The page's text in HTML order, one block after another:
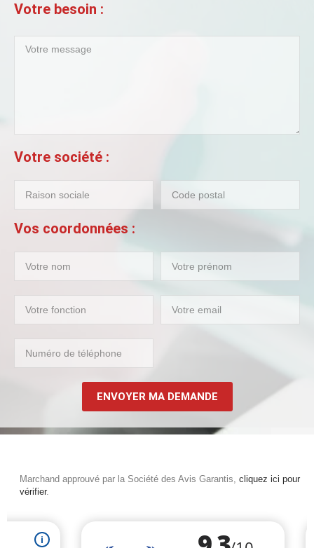
Votre besoin :
Votre société :
Vos coordonnées :
ENVOYER MA DEMANDE
Marchand approuvé par la Société des Avis Garantis, cliquez ici pour
vérifier.